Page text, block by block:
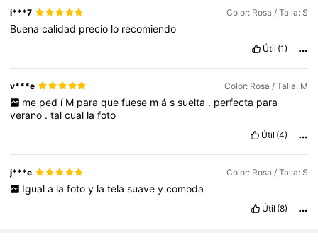
i***7 Color: Rosa / Talla: S
Buenacalidad precio lo recomiendo
Útil (1)
v***e Color: Rosa / Talla: M
me ped í M para que fuese m á s suelta . perfecta para
verano .talcual lafoto
Útil (4)
j***e Color: Rosa / Talla: S
Igual a la foto y la tela suave y comoda
Útil (8)